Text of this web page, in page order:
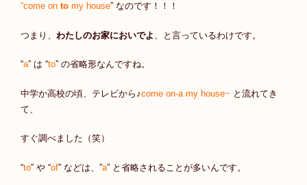
“come on to my house” なのです！！！
つまり、 わたしのお家においでよ 、と言っているわけです。
“a” は “to” の省略形なんですね。
中学か高校の頃、テレビから♪come on-a my house~ と流れてき
て、
すぐ調べました（笑）
“to” や “of” などは、”a” と省略されることが多いんです。